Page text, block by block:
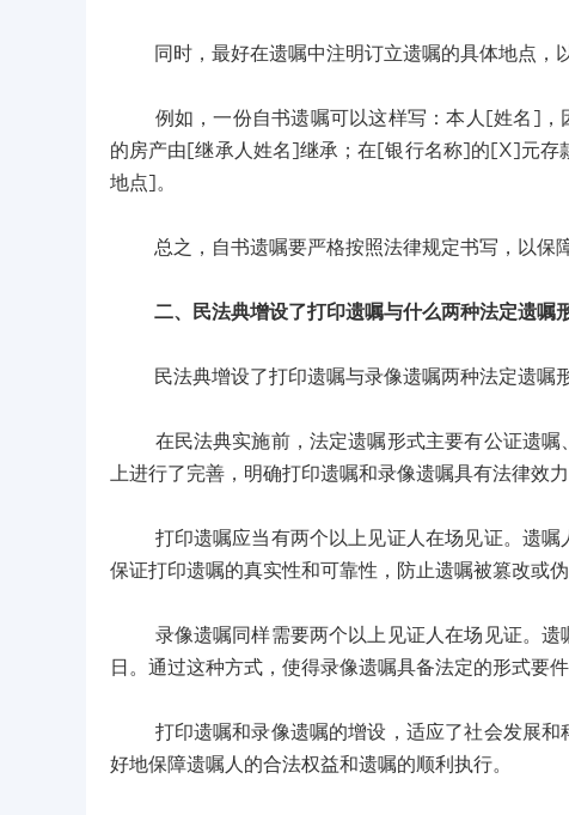
同时，最好在遗嘱中注明订立遗嘱的具体地点，以
例如，一份自书遗嘱可以这样写：本人[姓名]，
的房产由[继承人姓名]继承；在[银行名称]的[X]元
地点]。
总之，自书遗嘱要严格按照法律规定书写，以保障
二、民法典增设了打印遗嘱与什么两种法定遗嘱
民法典增设了打印遗嘱与录像遗嘱两种法定遗嘱形
在民法典实施前，法定遗嘱形式主要有公证遗嘱
上进行了完善，明确打印遗嘱和录像遗嘱具有法律效力
打印遗嘱应当有两个以上见证人在场见证。遗嘱
保证打印遗嘱的真实性和可靠性，防止遗嘱被篡改或伪
录像遗嘱同样需要两个以上见证人在场见证。遗
日。通过这种方式，使得录像遗嘱具备法定的形式要
打印遗嘱和录像遗嘱的增设，适应了社会发展和
好地保障遗嘱人的合法权益和遗嘱的顺利执行。